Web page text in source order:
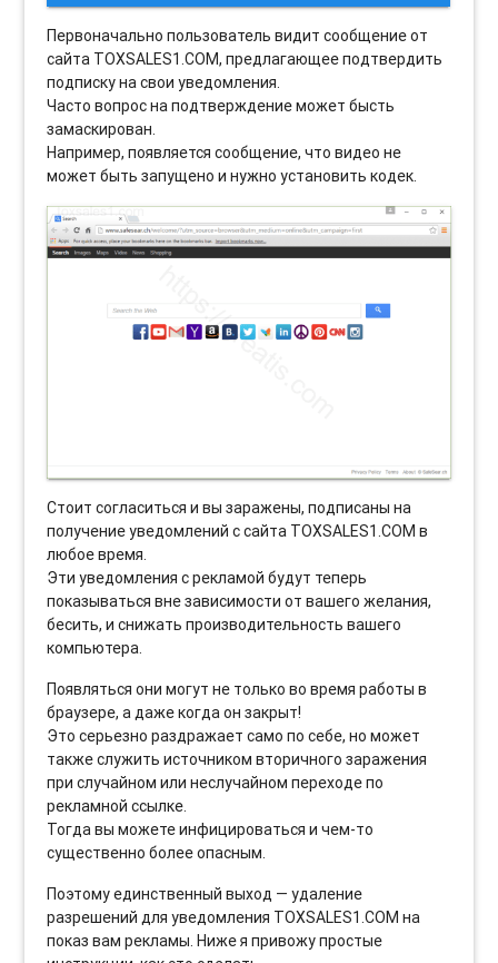
Первоначально пользователь видит сообщение от
сайта TOXSALES1.COM, предлагающее подтвердить
подписку на свои уведомления.
Часто вопрос на подтверждение может бысть
замаскирован.
Например, появляется сообщение, что видео не
может быть запущено и нужно установить кодек.
Стоит согласиться и вы заражены, подписаны на
получение уведомлений с сайта TOXSALES1.COM в
любое время.
Эти уведомления с рекламой будут теперь
показываться вне зависимости от вашего желания,
бесить, и снижать производительность вашего
компьютера.
Появляться они могут не только во время работы в
браузере, а даже когда он закрыт!
Это серьезно раздражает само по себе, но может
также служить источником вторичного заражения
при случайном или неслучайном переходе по
рекламной ссылке.
Тогда вы можете инфицироваться и чем-то
существенно более опасным.
Поэтому единственный выход — удаление
разрешений для уведомления TOXSALES1.COM на
показ вам рекламы. Ниже я привожу простые